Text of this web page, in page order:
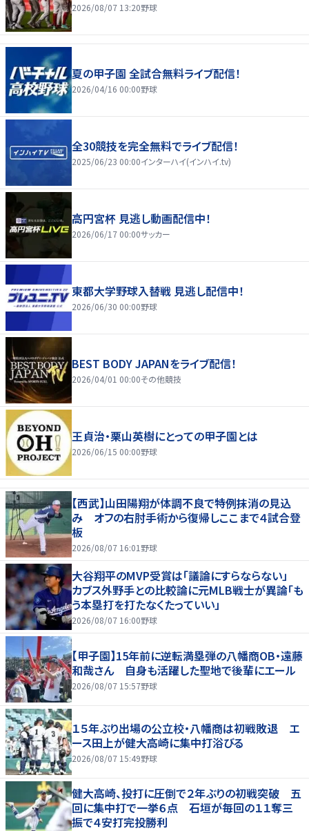
2026/08/07 13:20野球
夏の甲子園 全試合無料ライブ配信！
2026/04/16 00:00野球
全30競技を完全無料でライブ配信！
2025/06/23 00:00インターハイ(インハイ.tv)
高円宮杯 見逃し動画配信中！
2026/06/17 00:00サッカー
東都大学野球入替戦 見逃し配信中！
2026/06/30 00:00野球
BEST BODY JAPANをライブ配信！
2026/04/01 00:00その他競技
王貞治・栗山英樹にとっての甲子園とは
2026/06/15 00:00野球
【西武】山田陽翔が体調不良で特例抹消の見込
み オフの右肘手術から復帰しここまで４試合登
板
2026/08/07 16:01 野球
大谷翔平のMVP受賞は「議論にすらならない」
カブス外野手との比較論に元MLB戦士が異論「も
う本塁打を打たなくたっていい」
2026/08/07 16:00野球
【甲子園】15年前に逆転満塁弾の八幡商OB・遠藤
和哉さん 自身も活躍した聖地で後輩にエール
2026/08/07 15:57野球
１５年ぶり出場の公立校・八幡商は初戦敗退 エ
ース田上が健大高崎に集中打浴びる
2026/08/07 15:49野球
健大高崎、投打に圧倒で２年ぶりの初戦突破 五
回に集中打で一挙６点 石垣が毎回の１１奪三
振で４安打完投勝利